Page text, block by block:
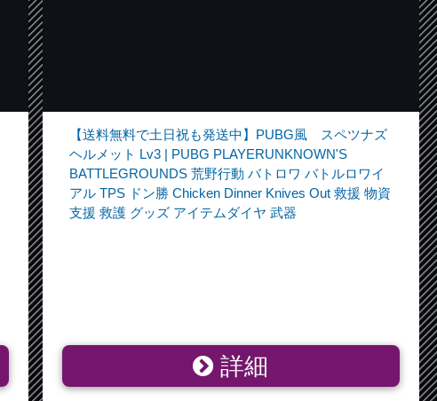
【送料無料で土日祝も発送中】PUBG風 スペツナズ
ヘルメット Lv3 | PUBG PLAYERUNKNOWN'S
BATTLEGROUNDS 荒野行動 バトロワ バトルロワイ
アル TPS ドン勝 Chicken Dinner Knives Out 救援 物資
支援 救護 グッズ アイテムダイヤ 武器
詳細